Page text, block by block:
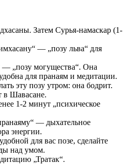
Затем Сурья-намаскар (1-
— „позу льва“ для
„позу могущества“. Она
для пранаям и медитации.
эту позу утром: она бодрит.
в Шавасане.
1-2 минут „психическое
— дыхательное
энергии.
для вас позе, сделайте
над умом.
„Тратак“.